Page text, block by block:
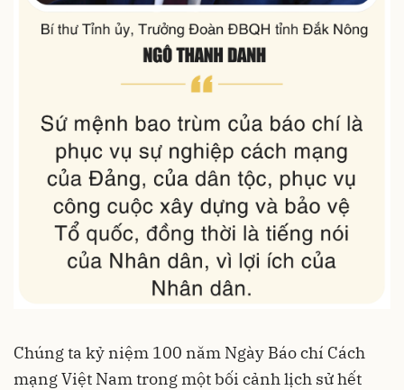
Chúng ta kỷ niệm 100 năm Ngày Báo chí Cách
mạng Việt Nam trong một bối cảnh lịch sử hết